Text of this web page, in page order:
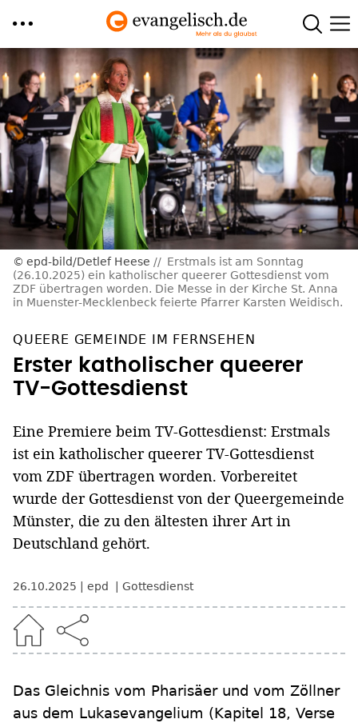
Direkt
zum
Inhalt
epd-bild/Detlef Heese
Erstmals ist am Sonntag
(26.10.2025) ein katholischer queerer Gottesdienst vom
ZDF übertragen worden. Die Messe in der Kirche St. Anna
in Muenster-Mecklenbeck feierte Pfarrer Karsten Weidisch.
QUEERE GEMEINDE IM FERNSEHEN
Erster katholischer queerer
TV-Gottesdienst
Eine Premiere beim TV-Gottesdienst: Erstmals
ist ein katholischer queerer TV-Gottesdienst
vom ZDF übertragen worden. Vorbereitet
wurde der Gottesdienst von der Queergemeinde
Münster, die zu den ältesten ihrer Art in
Deutschland gehört.
26.10.2025 epd Gottesdienst
Das Gleichnis vom Pharisäer und vom Zöllner
aus dem Lukasevangelium (Kapitel 18, Verse